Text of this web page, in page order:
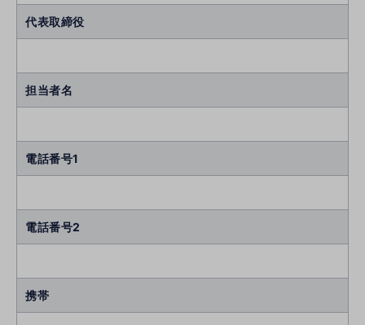
代表取締役
担当者名
電話番号1
電話番号2
携帯